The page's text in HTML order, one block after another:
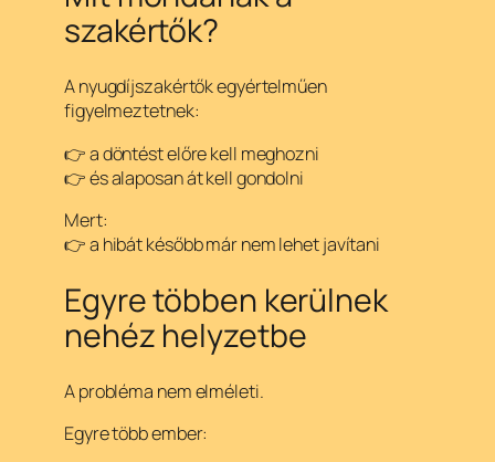
szakértők?
A nyugdíjszakértők egyértelműen
figyelmeztetnek:
👉 a döntést előre kell meghozni
👉 és alaposan át kell gondolni
Mert:
👉 a hibát később már nem lehet javítani
Egyre többen kerülnek
nehéz helyzetbe
A probléma nem elméleti.
Egyre több ember: